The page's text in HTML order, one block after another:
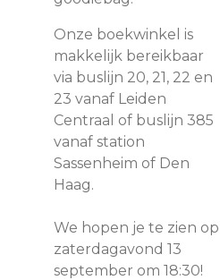
Onze boekwinkel is
makkelijk bereikbaar
via buslijn 20, 21, 22 en
23 vanaf Leiden
Centraal of buslijn 385
vanaf station
Sassenheim of Den
Haag.
We hopen je te zien op
zaterdagavond 13
september om 18:30!